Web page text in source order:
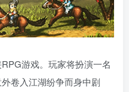
游戏。玩家将扮演一名
卷入江湖纷争而身中剧